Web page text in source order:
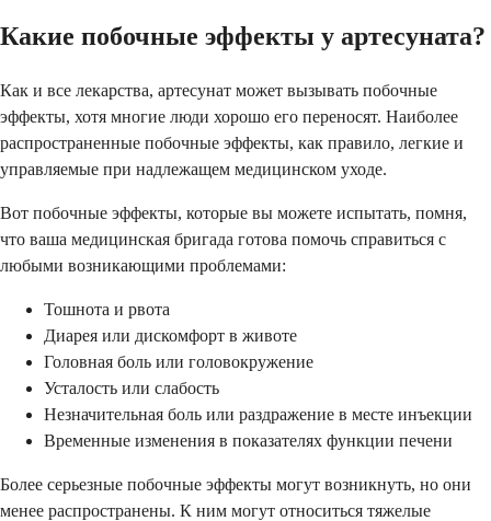
Какие побочные эффекты у артесуната?
Как и все лекарства, артесунат может вызывать побочные
эффекты, хотя многие люди хорошо его переносят. Наиболее
распространенные побочные эффекты, как правило, легкие и
управляемые при надлежащем медицинском уходе.
Вот побочные эффекты, которые вы можете испытать, помня,
что ваша медицинская бригада готова помочь справиться с
любыми возникающими проблемами:
Тошнота и рвота
Диарея или дискомфорт в животе
Головная боль или головокружение
Усталость или слабость
Незначительная боль или раздражение в месте инъекции
Временные изменения в показателях функции печени
Более серьезные побочные эффекты могут возникнуть, но они
менее распространены. К ним могут относиться тяжелые